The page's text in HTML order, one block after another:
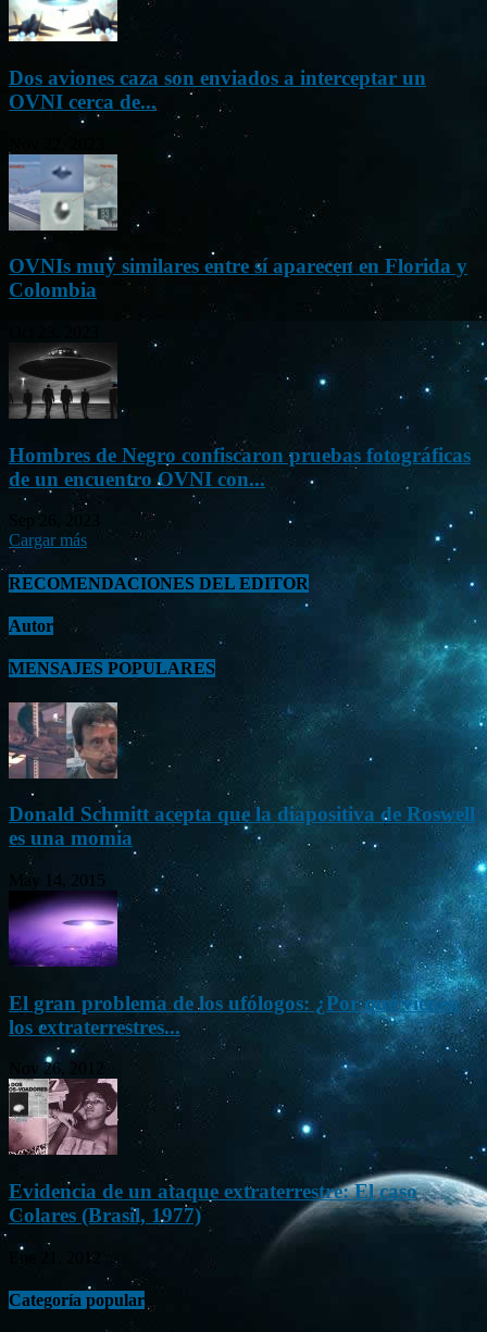
Dos aviones caza son enviados a interceptar un
OVNI cerca de...
OVNIs muy similares entre sí aparecen en Florida y
Colombia
Hombres de Negro confiscaron pruebas fotográficas
de un encuentro OVNI con...
Sep 26, 2023
Cargar más
RECOMENDACIONES DEL EDITOR
Autor
MENSAJES POPULARES
Donald Schmitt acepta que la diapositiva de Roswell
es una momia
May 14, 2015
El gran problema de los ufólogos: ¿Por qué vienen
los extraterrestres...
Nov 26, 2012
Evidencia de un ataque extraterrestre: El caso
Colares (Brasil, 1977)
Ene 21, 2012
Categoría popular